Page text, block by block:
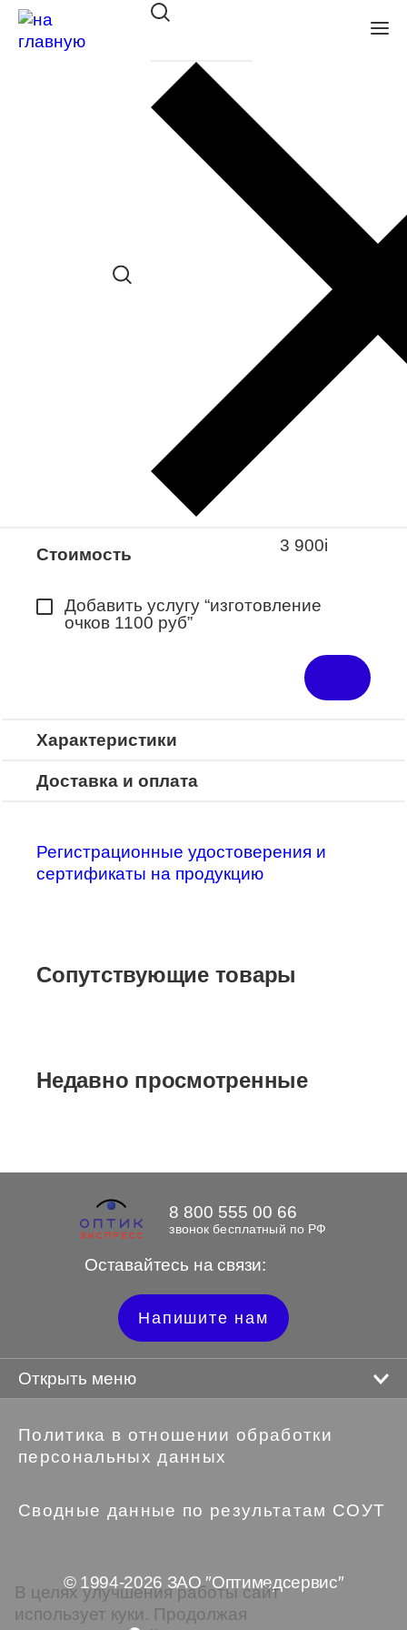
Оправа BANISS BY 1008 C02
в наличии (Больше 5 шт.) *наличие
товара в конкретном салоне
необходимо уточнять отдельно
Закажите понравившуюся модель
в ближайший салон “Оптик-Экспресс”.
*Доступно для Республики
Стоимость 3 900i
Добавить услугу “изготовление
очков 1100 руб”
Сравнить товар
Характеристики
Доставка и оплата
Регистрационные удостоверения и
сертификаты на продукцию
Сопутствующие товары
Недавно просмотренные
Оставайтесь на связи:
8 800 555 00 66
звонок бесплатный по РФ
Напишите нам
Открыть меню
Политика в отношении обработки
персональных данных
Сводные данные по результатам СОУТ
© 1994-2026 ЗАО ″Оптимедсервис″
В целях улучшения работы сайт
использует куки. Продолжая